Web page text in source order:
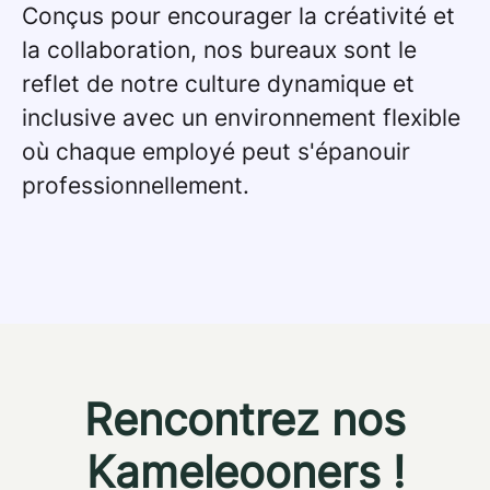
Conçus pour encourager la créativité et
la collaboration, nos bureaux sont le
reflet de notre culture dynamique et
inclusive avec un environnement flexible
où chaque employé peut s'épanouir
professionnellement.
Rencontrez nos
Kameleooners !